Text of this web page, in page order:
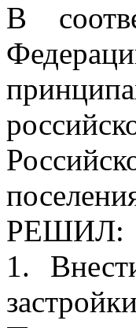
В
РЕШИЛ:
1.